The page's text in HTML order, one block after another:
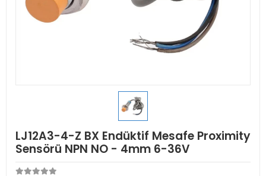
LJ12A3-4-Z BX Endüktif Mesafe Proximity
Sensörü NPN NO - 4mm 6-36V